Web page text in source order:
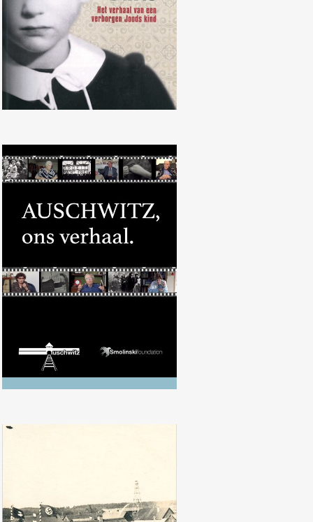
Documentaire ‘Auschwitz, ons
verhaal’
Stephan Lehnstaedt, De kern van
de Holocaust